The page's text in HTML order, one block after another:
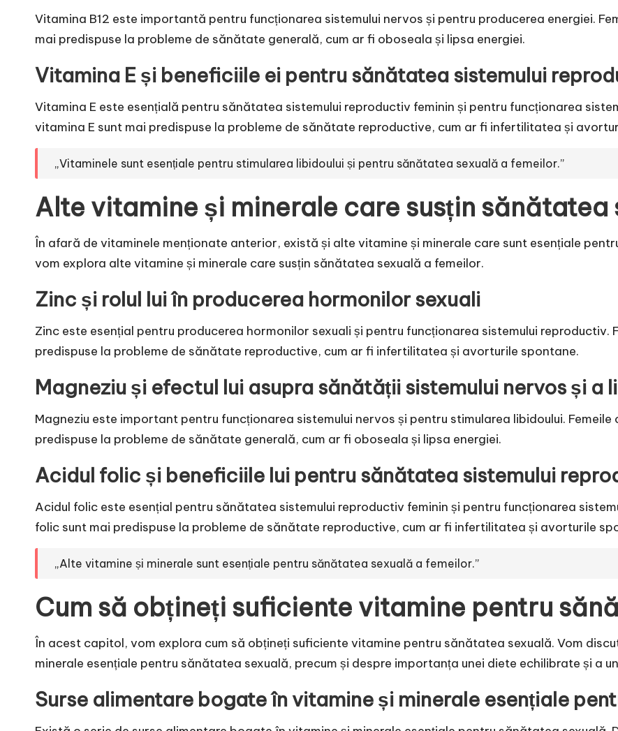
Vitamina B12 este importantă pentru funcționarea sistemului nervos și pentru producerea energiei.
mai predispuse la probleme de sănătate generală, cum ar fi oboseala și lipsa energiei.
Vitamina E și beneficiile ei pentru sănătatea sistemului
Vitamina E este esențială pentru sănătatea sistemului reproductiv feminin și pentru funcționarea
vitamina E sunt mai predispuse la probleme de sănătate reproductive, cum ar fi infertilitatea și
„Vitaminele sunt esențiale pentru stimularea libidoului și pentru sănătatea sexuală a femeilor.”
Alte vitamine și minerale care susțin sănătatea
În afară de vitaminele menționate anterior, există și alte vitamine și minerale care sunt esențiale
vom explora alte vitamine și minerale care susțin sănătatea sexuală a femeilor.
Zinc și rolul lui în producerea hormonilor sexuali
Zinc este esențial pentru producerea hormonilor sexuali și pentru funcționarea sistemului reproductiv.
predispuse la probleme de sănătate reproductive, cum ar fi infertilitatea și avorturile spontane.
Magneziu și efectul lui asupra sănătății sistemului nervos și a
Magneziu este important pentru funcționarea sistemului nervos și pentru stimularea libidoului.
predispuse la probleme de sănătate generală, cum ar fi oboseala și lipsa energiei.
Acidul folic și beneficiile lui pentru sănătatea sistemului
Acidul folic este esențial pentru sănătatea sistemului reproductiv feminin și pentru funcționarea
folic sunt mai predispuse la probleme de sănătate reproductive, cum ar fi infertilitatea și avorturile
„Alte vitamine și minerale sunt esențiale pentru sănătatea sexuală a femeilor.”
Cum să obțineți suficiente vitamine pentru
În acest capitol, vom explora cum să obțineți suficiente vitamine pentru sănătatea sexuală. Vom
minerale esențiale pentru sănătatea sexuală, precum și despre importanța unei diete echilibrate și a
Surse alimentare bogate în vitamine și minerale esențiale